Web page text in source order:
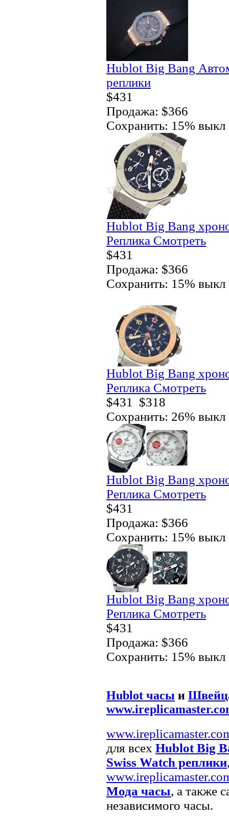
Hublot Big Bang
реплики
$431
Продажа: $366
Сохранить: 15% выкл
Hublot Big Bang
Реплика Смотреть
$431
Продажа: $366
Сохранить: 15% выкл
Hublot Big Bang
Реплика Смотреть
$431
$318
Сохранить: 26% выкл
Hublot Big Bang
Реплика Смотреть
$431
Продажа: $366
Сохранить: 15% выкл
Hublot Big Bang
Реплика Смотреть
$431
Продажа: $366
Сохранить: 15% выкл
Hublot часы и
для всех Hublot Big
Swiss Watch реплики
Мода часы, а также
независимого часы.